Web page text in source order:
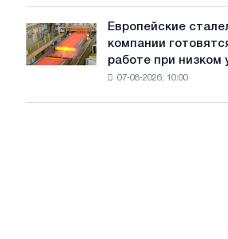
стран
рынке
стали
сохранятся,
на
Европейские
сталелитейные
компании
Европейские
компании
работе при низком
07-08-2026, 10:00